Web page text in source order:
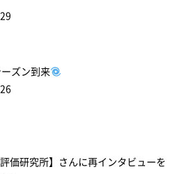
ズン到来
評価研究所】さんに再インタビューを